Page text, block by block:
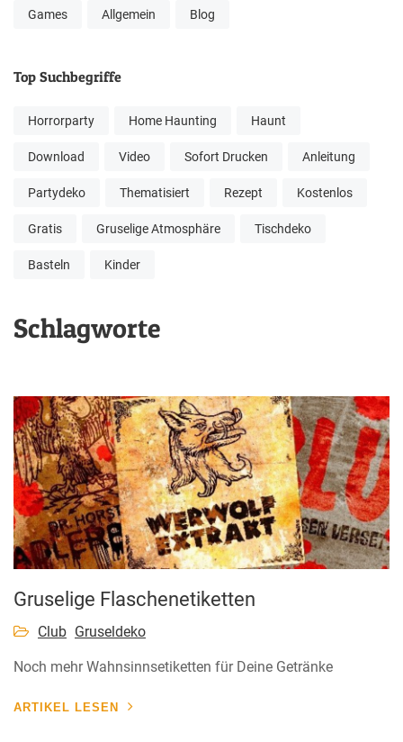
Games Allgemein Blog
Top Suchbegriffe
Horrorparty Home Haunting Haunt
Download Video Sofort Drucken Anleitung
Partydeko Thematisiert Rezept Kostenlos
Gratis Gruselige Atmosphäre Tischdeko
Basteln Kinder
Schlagworte
Gruselige Flaschenetiketten
Club Gruseldeko
Noch mehr Wahnsinnsetiketten für Deine Getränke
ARTIKEL LESEN